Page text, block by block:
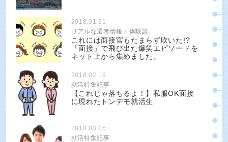
2018.01.31
リアルな選考情報・体験談
これには面接官もたまらず吹いた!?
「面接」で飛び出た爆笑エピソードを
ネット上から集めました。
2018.02.19
就活特集記事
【これじゃ落ちるよ！】私服OK面接
に現れたトンデモ就活生
2018.03.05
就活特集記事